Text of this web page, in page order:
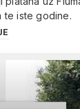
te iste godine.